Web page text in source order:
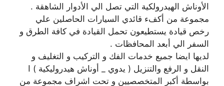
الأوناش الهيدرولكية التي تصل الي الأدوار الشاهقة .
مجموعة من أكفء قائدي السيارات الحاصلين علي
رخص قيادة يستطيعون تحمل القيادة في كافة الطرق و
السفر الي أبعد المحافظات .
لديها ايضا جميع خدمات الفك و التركيب و التغليف و
النقل و الرفع والتنزيل ( يدوي _ أوناش هيدروليكية ) ا
بواسطة أكبر المتخصصيين و تحت اشراف مجموعة من